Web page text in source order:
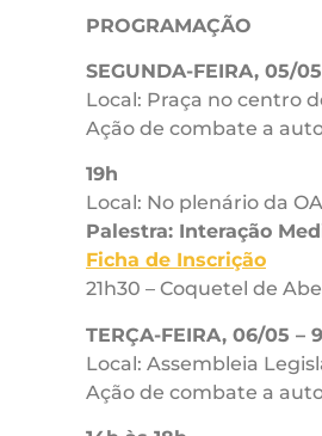
PROGRAMAÇÃO
SEGUNDA-FEIRA, 05/
Local: Praça no centro
Ação de combate a
19h
Local: No plenário da
Palestra: Interação
Ficha de Inscrição
21h30 – Coquetel de
TERÇA-FEIRA, 06/05 –
Local: Assembleia
Ação de combate a